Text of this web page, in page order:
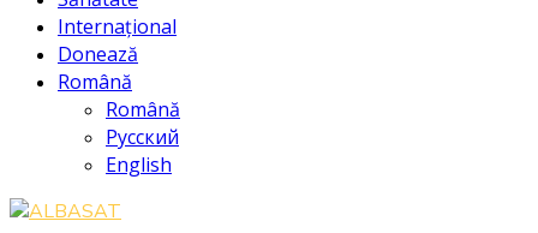
Internațional
Donează
Română
Română
Русский
English